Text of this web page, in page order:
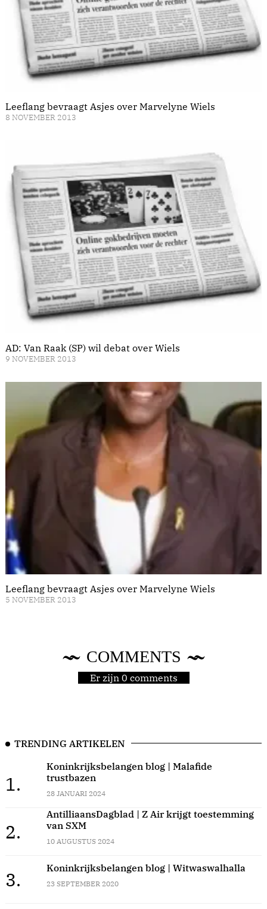
Leeflang bevraagt Asjes over Marvelyne Wiels
8 NOVEMBER 2013
AD: Van Raak (SP) wil debat over Wiels
9 NOVEMBER 2013
Leeflang bevraagt Asjes over Marvelyne Wiels
5 NOVEMBER 2013
COMMENTS
Er zijn 0 comments
TRENDING ARTIKELEN
1.
Koninkrijksbelangen blog | Malafide
trustbazen
28 JANUARI 2024
2.
AntilliaansDagblad | Z Air krijgt toestemming
van SXM
10 AUGUSTUS 2024
3.
Koninkrijksbelangen blog | Witwaswalhalla
23 SEPTEMBER 2020